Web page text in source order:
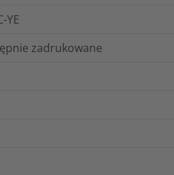
YE
zadrukowane